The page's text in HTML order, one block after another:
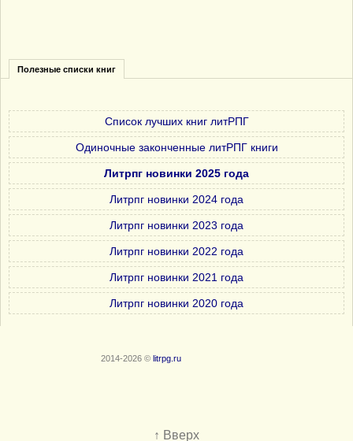
Полезные списки книг
Список лучших книг литРПГ
Одиночные законченные литРПГ книги
Литрпг новинки 2025 года
Литрпг новинки 2024 года
Литрпг новинки 2023 года
Литрпг новинки 2022 года
Литрпг новинки 2021 года
Литрпг новинки 2020 года
2014-2026 © litrpg.ru
↑ Вверх